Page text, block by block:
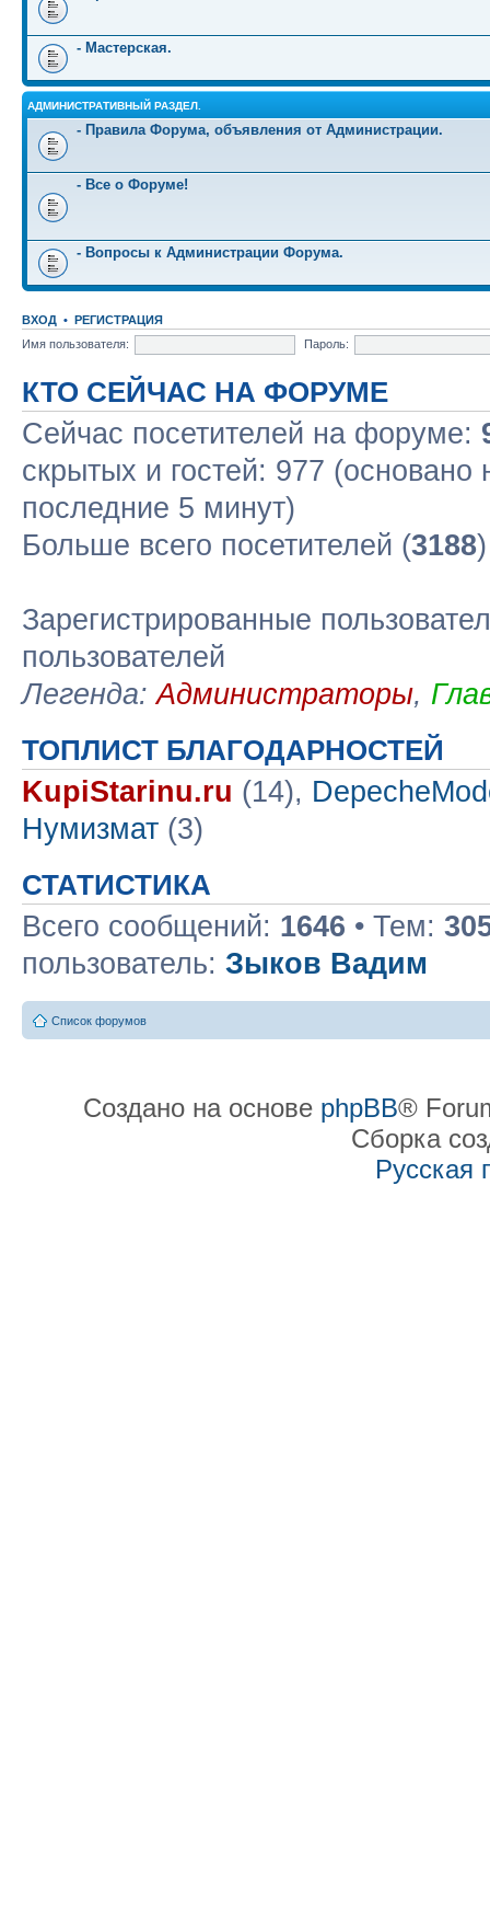
- Мастерская.
АДМИНИСТРАТИВНЫЙ РАЗДЕЛ.
- Правила Форума, объявления от Администрации.
- Все о Форуме!
- Вопросы к Администрации Форума.
ВХОД • РЕГИСТРАЦИЯ
Имя пользователя:
Пароль:
КТО СЕЙЧАС НА ФОРУМЕ
Сейчас посетителей на форуме:
скрытых и гостей: 977 (основано
последние 5 минут)
Больше всего посетителей (3188
Зарегистрированные
пользователей
Легенда:Администраторы,
ТОПЛИСТ БЛАГОДАРНОСТЕЙ
KupiStarinu.ru (14),
Нумизмат (3)
СТАТИСТИКА
Всего сообщений: 1646 • Тем:
пользователь: Зыков Вадим
Список форумов
Создано на основе phpBB®
Сборка
Русская